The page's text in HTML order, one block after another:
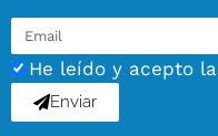
He leído y acepto la
Enviar